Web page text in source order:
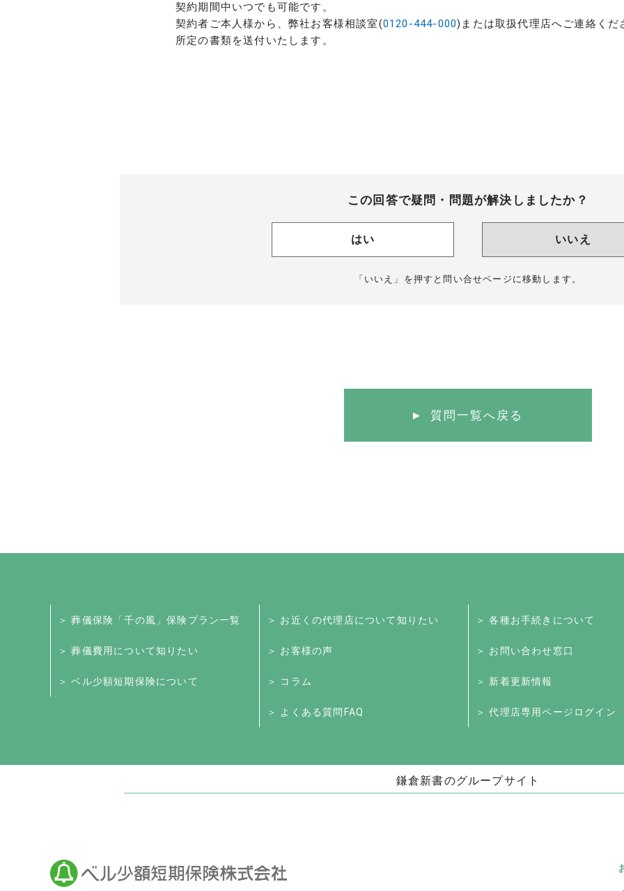
契約期間中いつでも可能です。
契約者ご本人様から、弊社お客様相談室(0120-444-000)または取扱代理店へご連絡くだ
所定の書類を送付いたします。
この回答で疑問・問題が解決しましたか？
はい いいえ
「いいえ」を押すと問い合せページに移動します。
質問一覧へ戻る
＞ 葬儀保険「千の風」保険プラン一覧
＞ 葬儀費用について知りたい
＞ ベル少額短期保険について
＞ お近くの代理店について知りたい
＞ お客様の声
＞ コラム
＞ よくある質問FAQ
＞ 各種お手続きについて
＞ お問い合わせ窓口
＞ 新着更新情報
＞ 代理店専用ページログイン
鎌倉新書のグループサイト
いいお墓-ペット霊園版 樹木葬なび